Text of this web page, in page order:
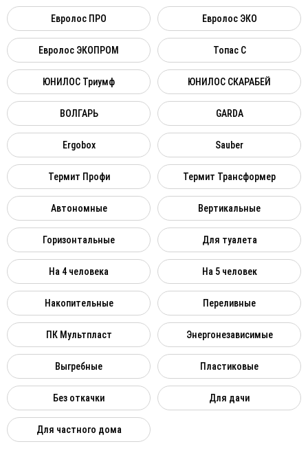
Евролос ПРО Евролос ЭКО
Евролос ЭКОПРОМ Топас C
ЮНИЛОС Триумф ЮНИЛОС СКАРАБЕЙ
ВОЛГАРЬ GARDA
Ergobox Sauber
Термит Профи Термит Трансформер
Автономные Вертикальные
Горизонтальные Для туалета
На 4 человека На 5 человек
Накопительные Переливные
ПК Мультпласт Энергонезависимые
Выгребные Пластиковые
Без откачки Для дачи
Для частного дома